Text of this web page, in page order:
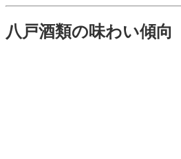
八戸酒類の味わい傾向